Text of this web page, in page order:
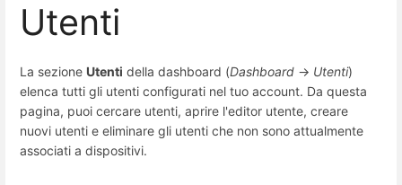
Utenti
La sezione Utenti della dashboard (Dashboard → Utenti)
elenca tutti gli utenti configurati nel tuo account. Da questa
pagina, puoi cercare utenti, aprire l'editor utente, creare
nuovi utenti e eliminare gli utenti che non sono attualmente
associati a dispositivi.